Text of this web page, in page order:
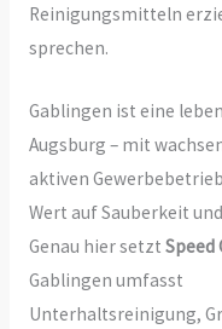
Reinigungsmitteln
sprechen.
Gablingen ist eine
Augsburg – mit
aktiven
Wert auf Sauberkeit
Genau hier setzt Speed
Gablingen umfasst
Unterhaltsreinigung,